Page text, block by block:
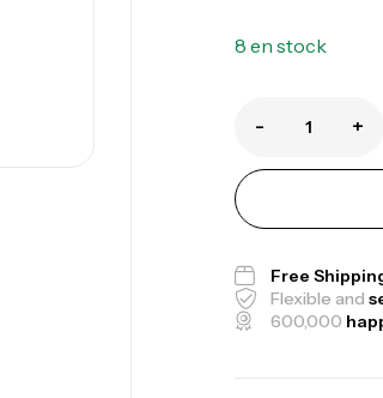
8 en stock
- +
Free
Flexible and
600,000